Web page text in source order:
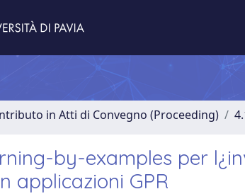
in Atti di Convegno (Proceeding)
by-examples per
applicazioni GPR